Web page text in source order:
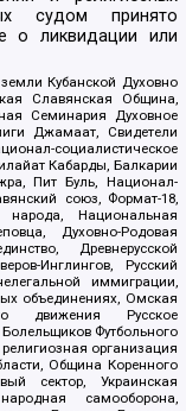
судом принято
о ликвидации или
Кубанской Духовно
Славянская Община,
Семинария Духовное
Джамаат, Свидетели
социалистическое
Кабарды, Балкарии
Пит Буль, Национал-
союз, Формат-18,
Национальная
Духовно-Родовая
Древнерусской
Инглингов, Русский
иммиграции,
объединениях, Омская
движения Русское
Футбольного
организация
Община Коренного
сектор, Украинская
самооборона,